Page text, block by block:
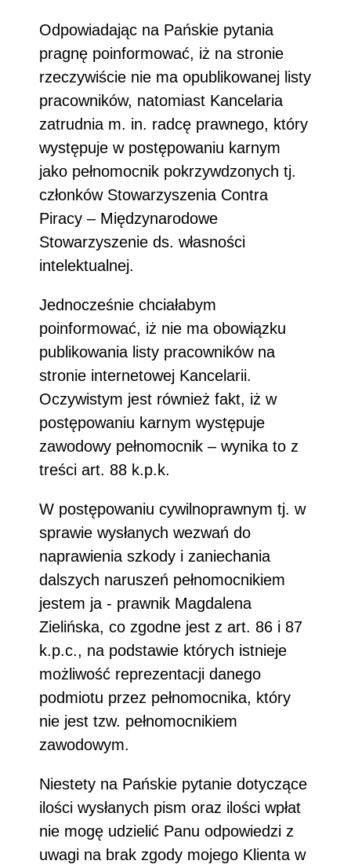
Odpowiadając na Pańskie pytania
pragnę poinformować, iż na stronie
rzeczywiście nie ma opublikowanej listy
pracowników, natomiast Kancelaria
zatrudnia m. in. radcę prawnego, który
występuje w postępowaniu karnym
jako pełnomocnik pokrzywdzonych tj.
członków Stowarzyszenia Contra
Piracy – Międzynarodowe
Stowarzyszenie ds. własności
intelektualnej.
Jednocześnie chciałabym
poinformować, iż nie ma obowiązku
publikowania listy pracowników na
stronie internetowej Kancelarii.
Oczywistym jest również fakt, iż w
postępowaniu karnym występuje
zawodowy pełnomocnik – wynika to z
treści art. 88 k.p.k.
W postępowaniu cywilnoprawnym tj. w
sprawie wysłanych wezwań do
naprawienia szkody i zaniechania
dalszych naruszeń pełnomocnikiem
jestem ja - prawnik Magdalena
Zielińska, co zgodne jest z art. 86 i 87
k.p.c., na podstawie których istnieje
możliwość reprezentacji danego
podmiotu przez pełnomocnika, który
nie jest tzw. pełnomocnikiem
zawodowym.
Niestety na Pańskie pytanie dotyczące
ilości wysłanych pism oraz ilości wpłat
nie mogę udzielić Panu odpowiedzi z
uwagi na brak zgody mojego Klienta w